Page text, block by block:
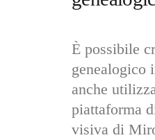
È possibile
genealogico
anche
piattaforma
visiva di